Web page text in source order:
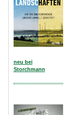
neu bei
Storchmann